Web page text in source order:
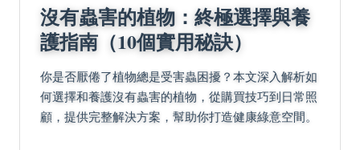
沒有蟲害的植物：終極選擇與養
護指南（10個實用秘訣）
你是否厭倦了植物總是受害蟲困擾？本文深入解析如
何選擇和養護沒有蟲害的植物，從購買技巧到日常照
顧，提供完整解決方案，幫助你打造健康綠意空間。